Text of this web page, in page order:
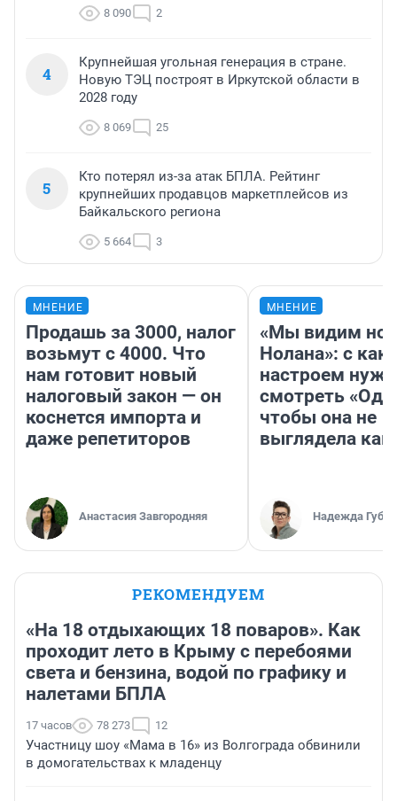
8 090 2
4
Крупнейшая угольная генерация в стране.
Новую ТЭЦ построят в Иркутской области в
2028 году
8 069 25
5
Кто потерял из-за атак БПЛА. Рейтинг
крупнейших продавцов маркетплейсов из
Байкальского региона
5 664 3
МНЕНИЕ
Продашь за 3000, налог
возьмут с 4000. Что
нам готовит новый
налоговый закон — он
коснется импорта и
даже репетиторов
Анастасия Завгородняя
МНЕНИЕ
«Мы видим
Нолана»: с
настроем
смотреть
чтобы она не
выглядела как
Надежда
РЕКОМЕНДУЕМ
«На 18 отдыхающих 18 поваров». Как
проходит лето в Крыму с перебоями
света и бензина, водой по графику и
налетами БПЛА
17 часов 78 273 12
Участницу шоу «Мама в 16» из Волгограда обвинили
в домогательствах к младенцу